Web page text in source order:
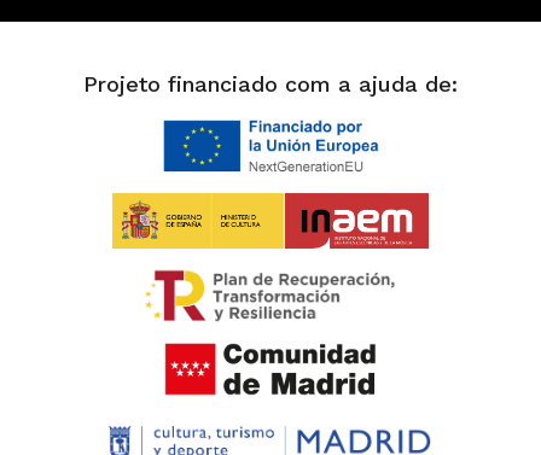
Projeto financiado com a ajuda de: